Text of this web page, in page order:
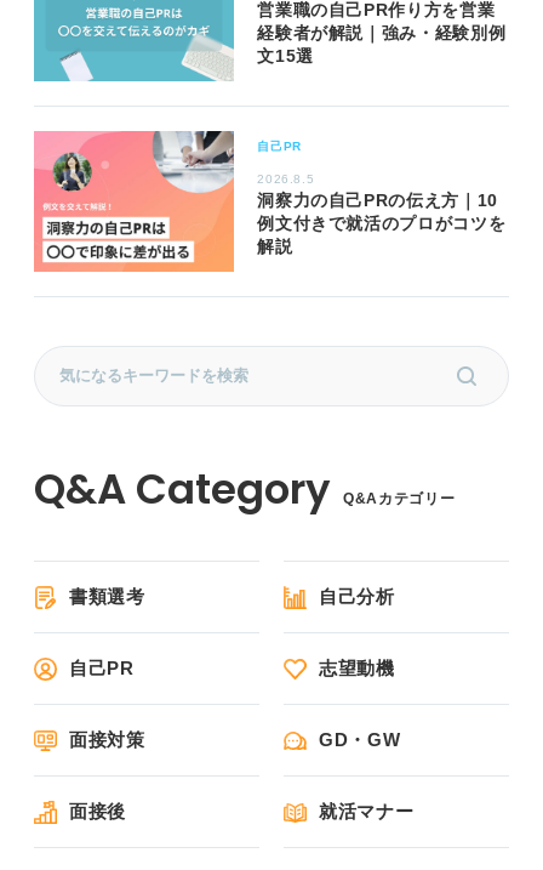
営業職の自己PR作り方を営業
経験者が解説｜強み・経験別例
文15選
自己PR
2026.8.5
洞察力の自己PRの伝え方｜10
例文付きで就活のプロがコツを
解説
Q&Aカテゴリー
書類選考 自己分析
自己PR 志望動機
面接対策 GD・GW
面接後 就活マナー